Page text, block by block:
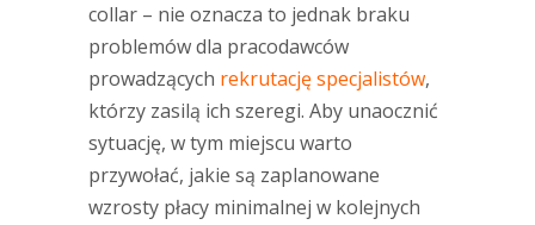
collar – nie oznacza to jednak braku
problemów dla pracodawców
prowadzących rekrutację specjalistów,
którzy zasilą ich szeregi. Aby unaocznić
sytuację, w tym miejscu warto
przywołać, jakie są zaplanowane
wzrosty płacy minimalnej w kolejnych